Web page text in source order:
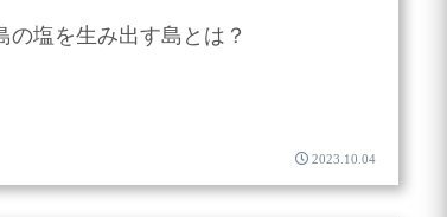
の塩を生み出す島とは？
2023.10.04